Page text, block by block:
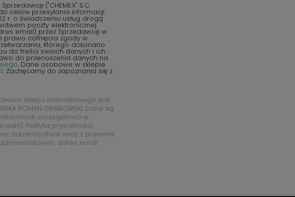
("CHEMEX" S.C.
do celów przesyłania informacji
r. o świadczeniu usług drogą
poczty elektronicznej.
email) przez Sprzedawcę w
prawo cofnięcia zgody w
którego dokonano
do treści swoich danych i ich
do przenoszenia danych na
. Dane osobowe w sklepie
. Zachęcamy do zapoznania się z
sklepu internetowego jest
ROMAN GRABOWSKI. Dane są
szczegółowo w
Polityka prywatności
administratora wraz z prawami
adres email